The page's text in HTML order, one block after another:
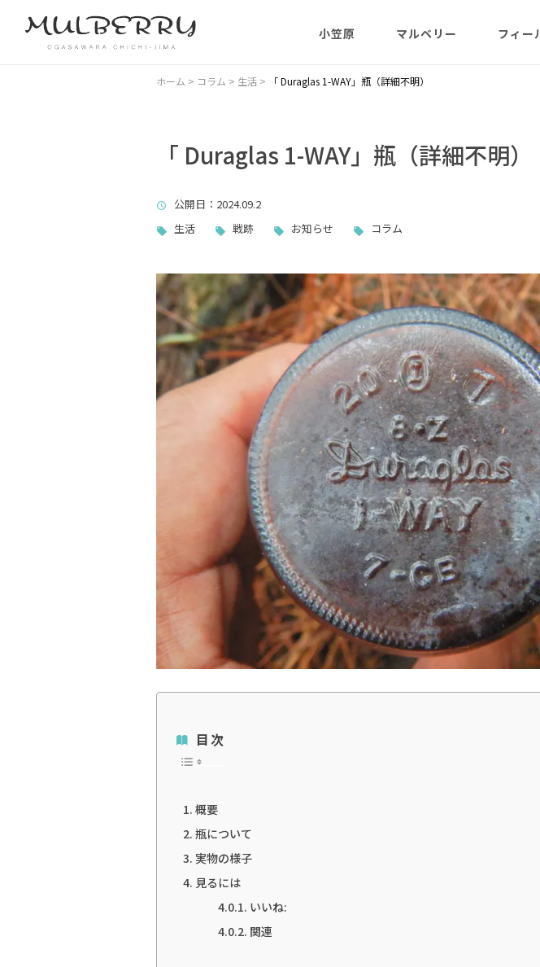
小笠原
小笠原の概略紹介
旅の参考にな
小笠原・硫黄島関連図書 硫黄島・北硫黄
南鳥島
マルベリー
マルベリーのウリは？
資料編
フィー
植物（
父島の
施設
父島で
（写真）
ホーム > コラム > 生活 > 「 Duraglas 1-WAY」瓶（詳細不明）
「 Duraglas 1-WAY」瓶（詳細不明）
公開日 ：2024.09.2
生活
戦跡 お知らせ コラム
目次
概要
瓶について
実物の様子
見るには
いいね:
関連